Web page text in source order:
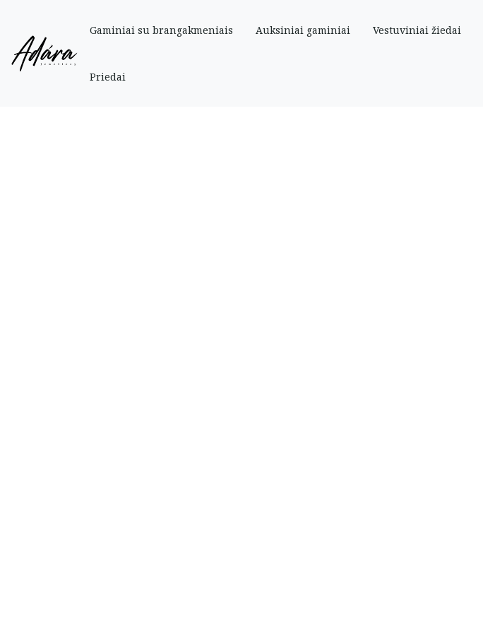
Gaminiai su brangakmeniais Auksiniai gaminiai Vestuviniai žiedai
Priedai
Pradinis Parduotuve » Auksiniai